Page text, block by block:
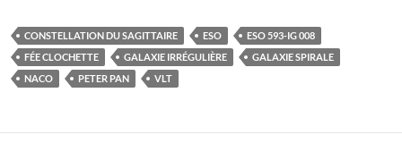
CONSTELLATION DU SAGITTAIRE ESO
ESO 593-IG 008
FÉE CLOCHETTE
GALAXIE IRRÉGULIÈRE
GALAXIE SPIRALE
NACO
PETER PAN VLT